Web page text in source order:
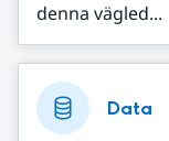
denna vägled...
Data